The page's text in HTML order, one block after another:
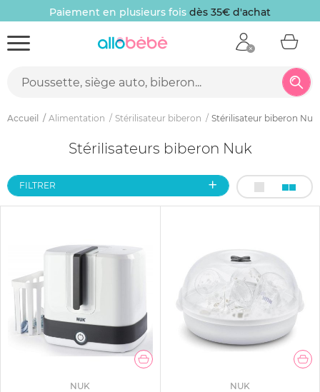
Paiement en plusieurs fois dès 35€ d'achat
Accueil Alimentation Stérilisateur biberon Stérilisateur biberon Nuk
Stérilisateurs biberon Nuk
FILTRER
NUK NUK